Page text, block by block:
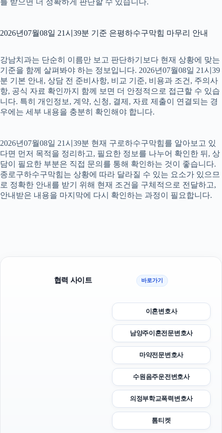
를 받으면 더 정확하게 판단할 수 있습니다.
2026년07월08일 21시39분 기준 은평하수구막힘 마무리 안내
강남치과는 단순히 이름만 보고 판단하기보다 현재 상황에 맞는
기준을 함께 살펴봐야 하는 정보입니다. 2026년07월08일 21시39
분 기본 안내, 상담 전 준비사항, 비교 기준, 비용과 조건, 주의사
항, 공식 자료 확인까지 함께 보면 더 안정적으로 접근할 수 있습
니다. 특히 개인정보, 계약, 신청, 결제, 자료 제출이 연결되는 경
우에는 세부 내용을 충분히 확인해야 합니다.
2026년07월08일 21시39분 현재 구로하수구막힘를 알아보고 있
다면 먼저 목적을 정리하고, 필요한 정보를 나누어 확인한 뒤, 상
담이 필요한 부분은 직접 문의를 통해 확인하는 것이 좋습니다.
종로구하수구막힘는 상황에 따라 달라질 수 있는 요소가 있으므
로 정확한 안내를 받기 위해 현재 조건을 구체적으로 전달하고,
안내받은 내용을 마지막에 다시 확인하는 과정이 필요합니다.
협력 사이트 바로가기
이혼변호사
남양주이혼전문변호사
마약전문변호사
수원음주운전변호사
의정부학교폭력변호사
톰티켓